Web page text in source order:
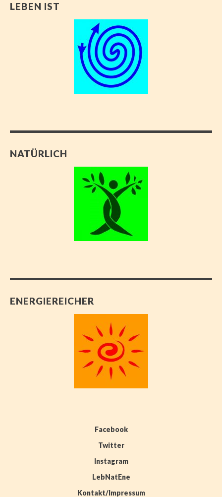
LEBEN IST
NATÜRLICH
ENERGIEREICHER
Facebook
Twitter
Instagram
LebNatEne
Kontakt/Impressum